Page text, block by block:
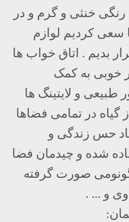
رنگی خنثی و گرم و در
سعی کردیم لوازم
بدیم . اتاق خواب ها
خوبی به کمک
طبیعی و لایتینگ ها
گیاه در تمامی فضاها
حس زندگی و
شده و چیدمان فضا
صورت گرفته
و ... .